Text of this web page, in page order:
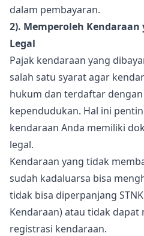
dalam pembayaran.
2). Memperoleh Kendaraan
Legal
Pajak kendaraan yang
salah satu syarat agar
hukum dan terdaftar
kependudukan. Hal ini
kendaraan Anda memiliki
legal.
Kendaraan yang tidak
sudah kadaluarsa bisa
tidak bisa diperpanjang
Kendaraan) atau tidak
registrasi kendaraan.